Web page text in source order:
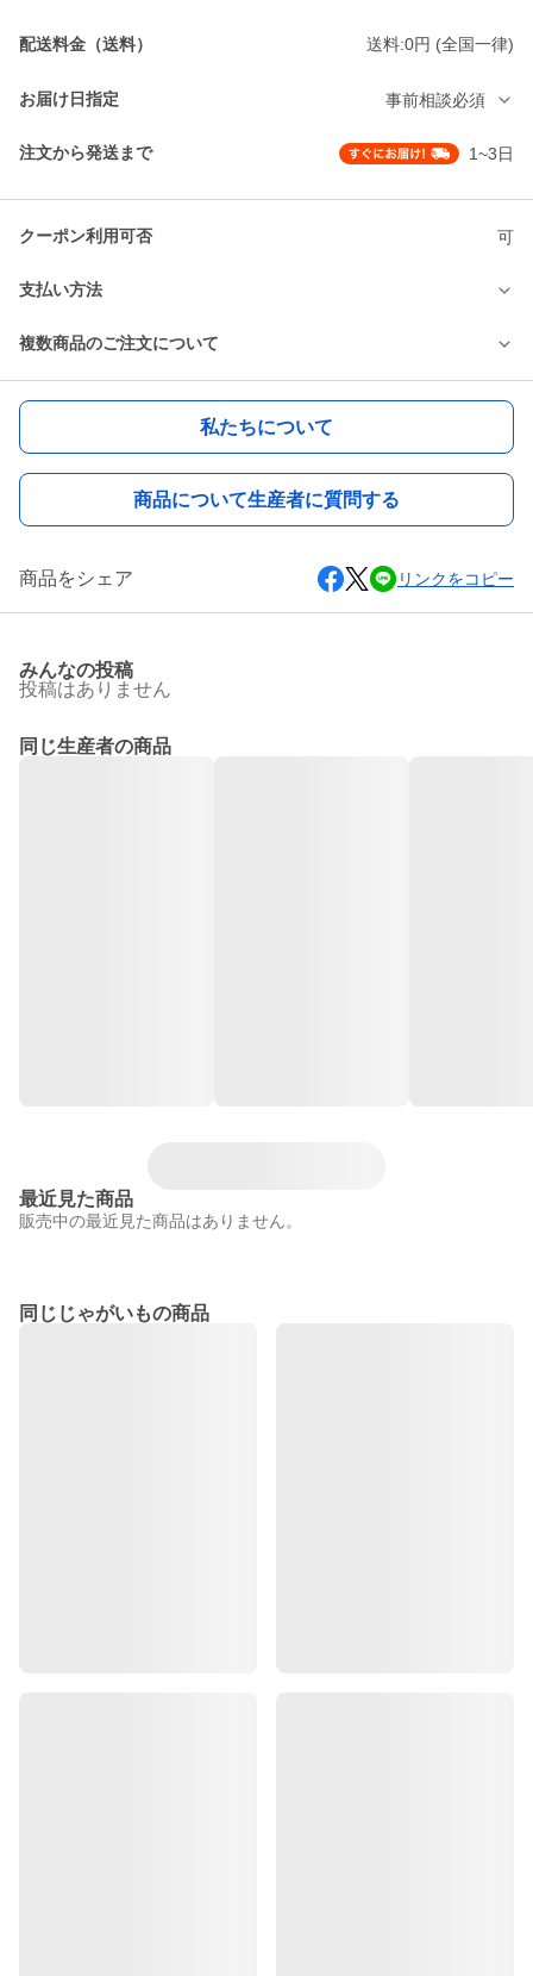
配送料金（送料） 送料:0円 (全国一律)
お届け日指定 事前相談必須
注文から発送まで 1~3日
クーポン利用可否 可
支払い方法
複数商品のご注文について
私たちについて
商品について生産者に質問する
商品をシェア リンクをコピー
みんなの投稿
投稿はありません
同じ生産者の商品
最近見た商品
販売中の最近見た商品はありません。
同じじゃがいもの商品